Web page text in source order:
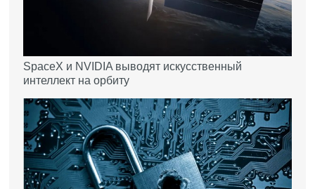
SpaceX и NVIDIA выводят искусственный
интеллект на орбиту